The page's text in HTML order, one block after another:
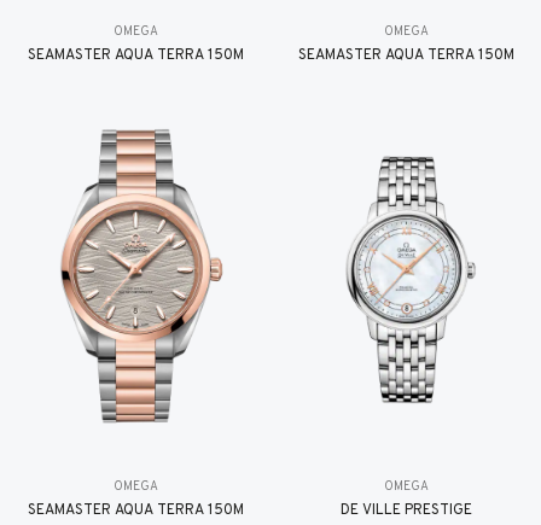
OMEGA
SEAMASTER AQUA TERRA 150M
OMEGA
SEAMASTER AQUA TERRA 150M
OMEGA
SEAMASTER AQUA TERRA 150M
OMEGA
DE VILLE PRESTIGE